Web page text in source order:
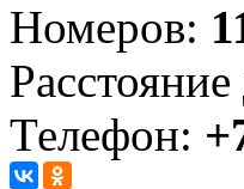
Номеров:
Телефон: